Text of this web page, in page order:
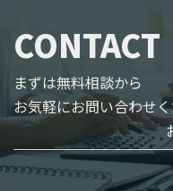
CONTACT
まずは無料相談から
お気軽にお問い合わせ